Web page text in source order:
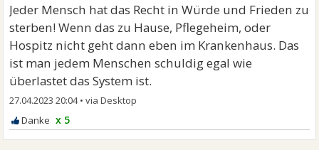
Jeder Mensch hat das Recht in Würde und Frieden zu
sterben! Wenn das zu Hause, Pflegeheim, oder
Hospitz nicht geht dann eben im Krankenhaus. Das
ist man jedem Menschen schuldig egal wie
überlastet das System ist.
27.04.2023 20:04•
x 5